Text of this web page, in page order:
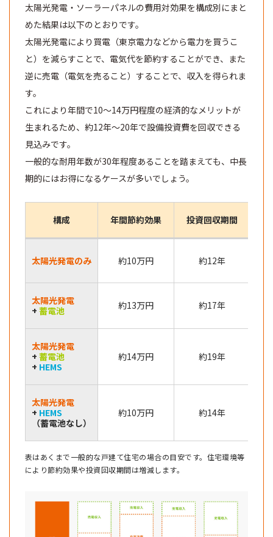
太陽光発電・ソーラーパネルの費用対効果を構成別にまと
めた結果は以下のとおりです。
太陽光発電により買電（東京電力などから電力を買うこ
と）を減らすことで、電気代を節約することができ、また
逆に売電（電気を売ること）することで、収入を得られま
す。
これにより年間で10～14万円程度の経済的なメリットが
生まれるため、約12年～20年で設備投資費を回収できる
見込みです。
一般的な耐用年数が30年程度あることを踏まえても、中長
期的にはお得になるケースが多いでしょう。
構成 年間節約効果 投資回収期間
太陽光発電のみ 約10万円 約12年
太陽光発電
+ 蓄電池 約13万円 約17年
太陽光発電
+ 蓄電池
+ HEMS
約14万円 約19年
太陽光発電
+ HEMS
（蓄電池なし）
約10万円 約14年
表はあくまで一般的な戸建て住宅の場合の目安です。住宅環境等
により節約効果や投資回収期間は増減します。